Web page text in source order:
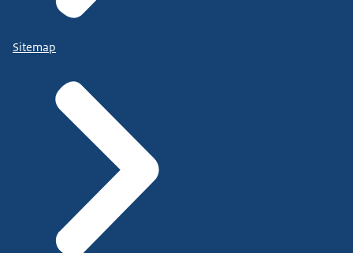
Sitemap